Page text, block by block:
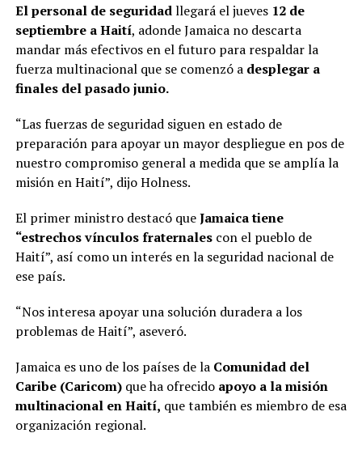
El personal de seguridadllegará el jueves 12 de
septiembre a Haití, adonde Jamaica no descarta
mandar más efectivos en el futuro para respaldar la
fuerza multinacional que se comenzó a desplegar a
finales del pasado junio.
“Las fuerzas de seguridad siguen en estado de
preparación para apoyar un mayor despliegue en pos de
nuestro compromiso general a medida que se amplía la
misión en Haití”, dijo Holness.
El primer ministro destacó queJamaica tiene
“estrechos vínculos fraternalescon el pueblo de
Haití”, así como un interés en la seguridad nacional de
ese país.
“Nos interesa apoyar una solución duradera a los
problemas de Haití”, aseveró.
Jamaica es uno de los países de laComunidad del
Caribe (Caricom) que ha ofrecidoapoyo a la misión
multinacional en Haití, que también es miembro de esa
organización regional.